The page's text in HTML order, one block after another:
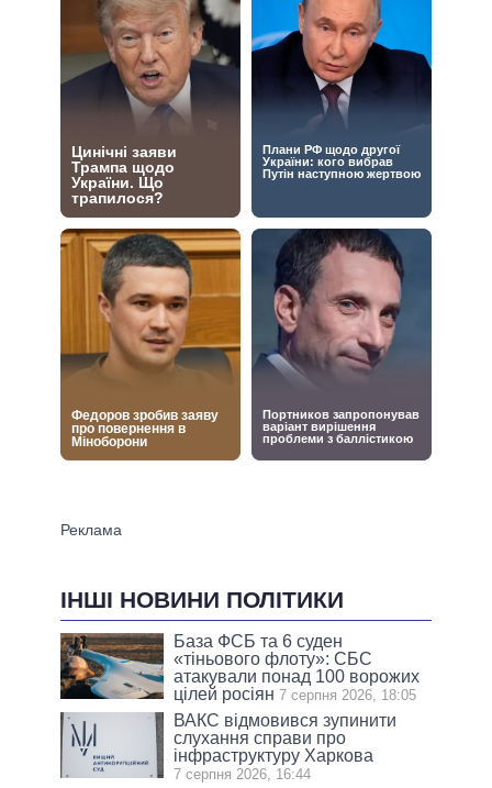
ІНШІ НОВИНИ ПОЛІТИКИ
База ФСБ та 6 суден
«тіньового флоту»: СБС
атакували понад 100 ворожих
цілей росіян 7 серпня 2026, 18:05
ВАКС відмовився зупинити
слухання справи про
інфраструктуру Харкова
7 серпня 2026, 16:44